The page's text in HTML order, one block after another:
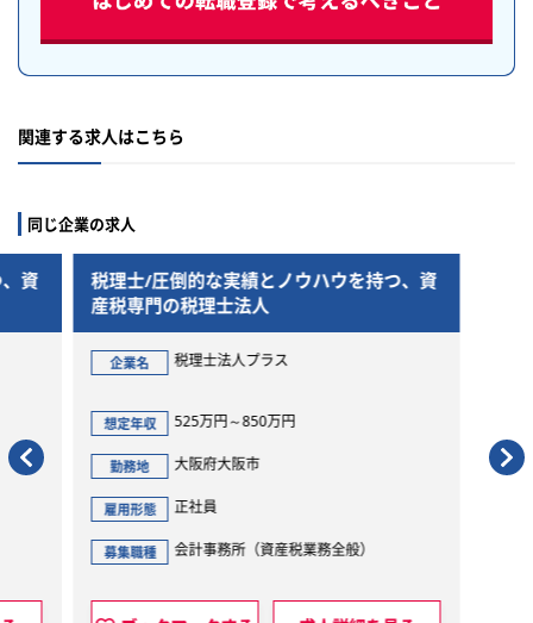
関連する求人はこちら
同じ企業の求人
つ、資
税理士/圧倒的な実績とノウハウを持つ、資
産税専門の税理士法人
企業名 税理士法人プラス
想定年収 525万円～850万円
勤務地 大阪府大阪市
雇用形態
募集職種 会計事務所（資産税業務全般）